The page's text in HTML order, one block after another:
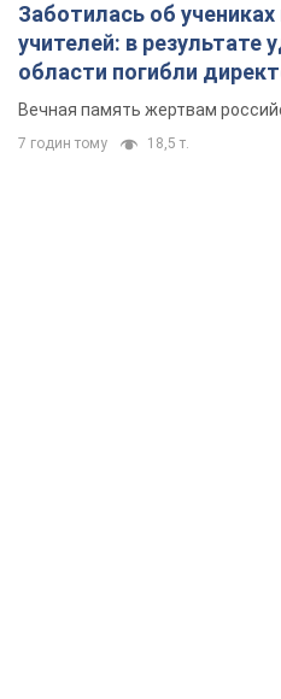
Заботилась об
учителей: в результате
области погибли
муж и внук
Вечная память жертвам
7 годин тому 18,5 т.